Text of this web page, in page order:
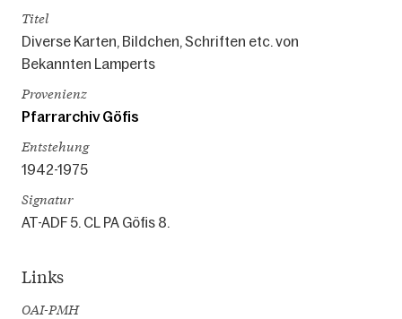
Titel
Diverse Karten, Bildchen, Schriften etc. von
Bekannten Lamperts
Provenienz
Pfarrarchiv Göfis
Entstehung
1942-1975
Signatur
AT-ADF 5. CL PA Göfis 8.
Links
OAI-PMH